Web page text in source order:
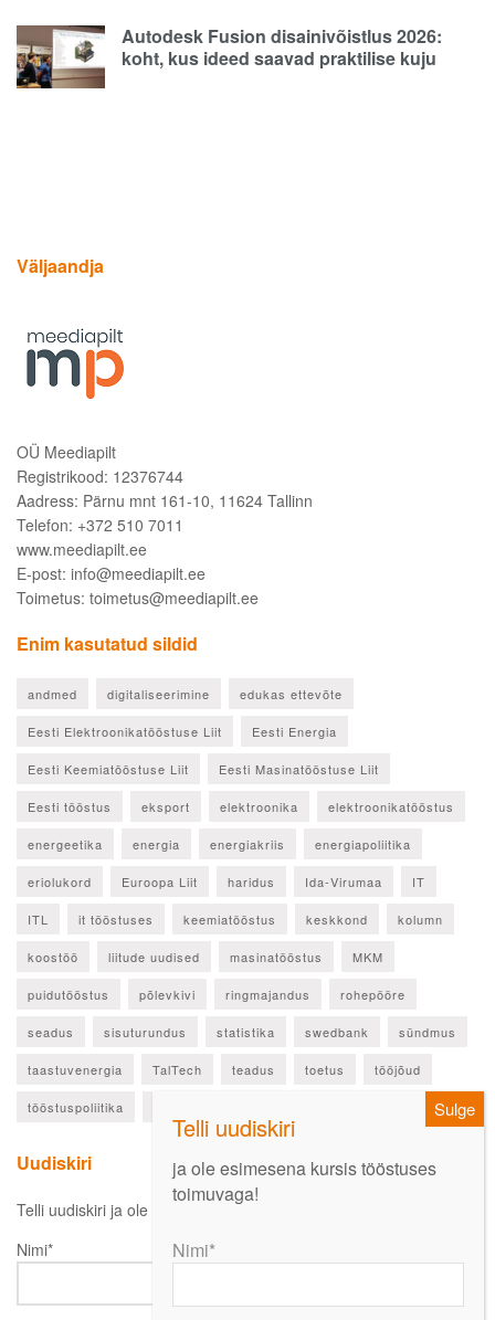
Autodesk Fusion disainivõistlus 2026:
koht, kus ideed saavad praktilise kuju
Väljaandja
OÜ Meediapilt
Registrikood: 12376744
Aadress: Pärnu mnt 161-10, 11624 Tallinn
Telefon: +372 510 7011
www.meediapilt.ee
E-post: info@meediapilt.ee
Toimetus: toimetus@meediapilt.ee
Enim kasutatud sildid
andmed digitaliseerimine edukas ettevõte
Eesti Elektroonikatööstuse Liit Eesti Energia
Eesti Keemiatööstuse Liit Eesti Masinatööstuse Liit
Eesti tööstus eksport elektroonika elektroonikatööstus
energeetika energia energiakriis energiapoliitika
eriolukord Euroopa Liit haridus Ida-Virumaa IT
ITL it tööstuses keemiatööstus keskkond kolumn
koostöö liitude uudised masinatööstus MKM
puidutööstus põlevkivi ringmajandus rohepööre
seadus sisuturundus statistika swedbank sündmus
taastuvenergia TalTech teadus toetus tööjõud
tööstuspoliitika
Uudiskiri
Telli uudiskiri ja ole esimesena kursis oluliste uudistega!
Nimi*
ja ole esimesena kursis tööstuses
toimuvaga!
Nimi*